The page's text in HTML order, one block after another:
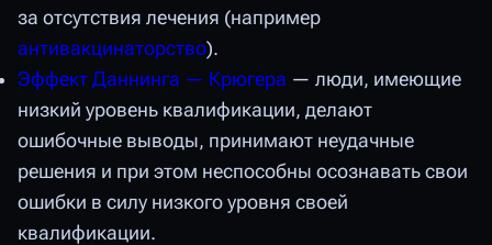
за отсутствия лечения (например
антивакцинаторство).
Эффект Даннинга — Крюгера — люди, имеющие
низкий уровень квалификации, делают
ошибочные выводы, принимают неудачные
решения и при этом неспособны осознавать свои
ошибки в силу низкого уровня своей
квалификации.